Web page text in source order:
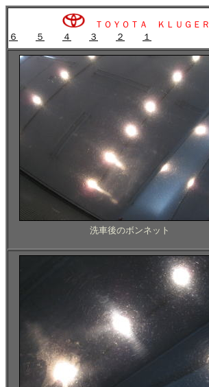
ＴＯＹＯＴＡ ＫＬＵＧＥＲ
６
５ ４ ３ ２ １
洗車後のボンネット